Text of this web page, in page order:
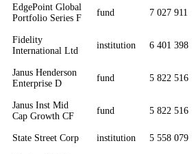
EdgePoint Global
Portfolio Series F
fund 7 027 911
Fidelity
International Ltd
institution 6 401 398
Janus Henderson
Enterprise D
fund 5 822 516
Janus Inst Mid
Cap Growth CF
fund 5 822 516
State Street Corp institution 5 558 079